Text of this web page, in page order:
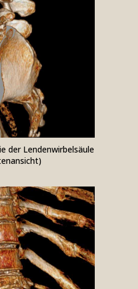
der Len­den­wirbel­säule